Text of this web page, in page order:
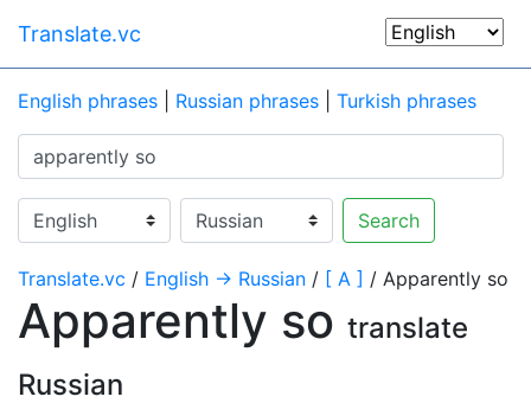
Translate.vc
English phrases Russian phrases Turkish phrases
Search
Translate.vc / English → Russian / [ A ] / Apparently so
Apparently so translate
Russian